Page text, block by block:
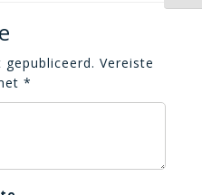
Vereiste
*